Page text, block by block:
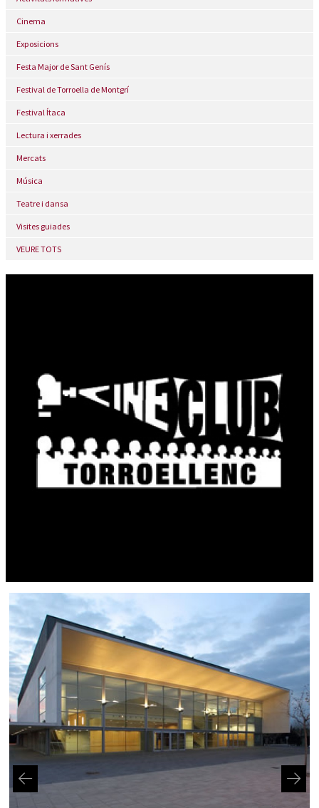
Cinema
Exposicions
Festa Major de Sant Genís
Festival de Torroella de Montgrí
Festival Ítaca
Lectura i xerrades
Mercats
Música
Teatre i dansa
Visites guiades
VEURE TOTS